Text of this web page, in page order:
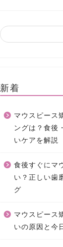
新着
マウスピース
ングは？食後
いケアを解説
食後すぐにマ
い？正しい歯
グ
マウスピース
いの原因と今